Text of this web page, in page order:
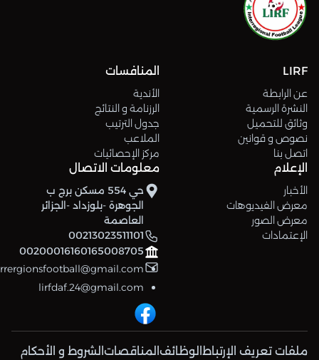
LIRF
عن الرابطة
النشرة الرسمية
وثائق للتحميل
نصوص و قوانين
اتصل بنا
المنافسات
الأندية
الرزنامة و النتائج
جدول الترتيب
الملاعب
مركز الإحصائيات
الإعلام
الأخبار
معرض الفيديوهات
معرض الصور
الإعتمادات
معلومات الاتصال
حي 554 مسكن برج ب
الجوهرة -بلوزداد -الجزائر
العاصمة
00213023511101
00200016160165008705
lirfdaf.24@gmail.com
ملفات تعريف الإرتباط الوظائف المناقصات الشروط و الأحكام